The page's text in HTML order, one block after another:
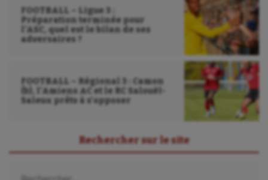
FOOTBALL – Ligue 3 :
Préparation terminée pour
l’ASC, quel est le bilan de ses
adversaires ?
FOOTBALL – Régional 3 : Camon
(b), l’Amiens AC et le RC Salouël-
Saleux prêts à s’opposer
Rechercher sur le site